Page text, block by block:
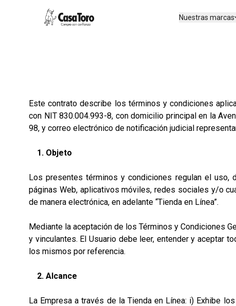
Nuestras marcas
Este contrato describe los términos y condiciones
con NIT 830.004.993-8, con domicilio principal en la
98, y correo electrónico de notificación judicial
1. Objeto
Los presentes términos y condiciones regulan el uso,
páginas Web, aplicativos móviles, redes sociales y/o
de manera electrónica, en adelante “Tienda en Línea”.
Mediante la aceptación de los Términos y Condiciones
y vinculantes. El Usuario debe leer, entender y aceptar
los mismos por referencia.
2. Alcance
La Empresa a través de la Tienda en Línea: i) Exhibe